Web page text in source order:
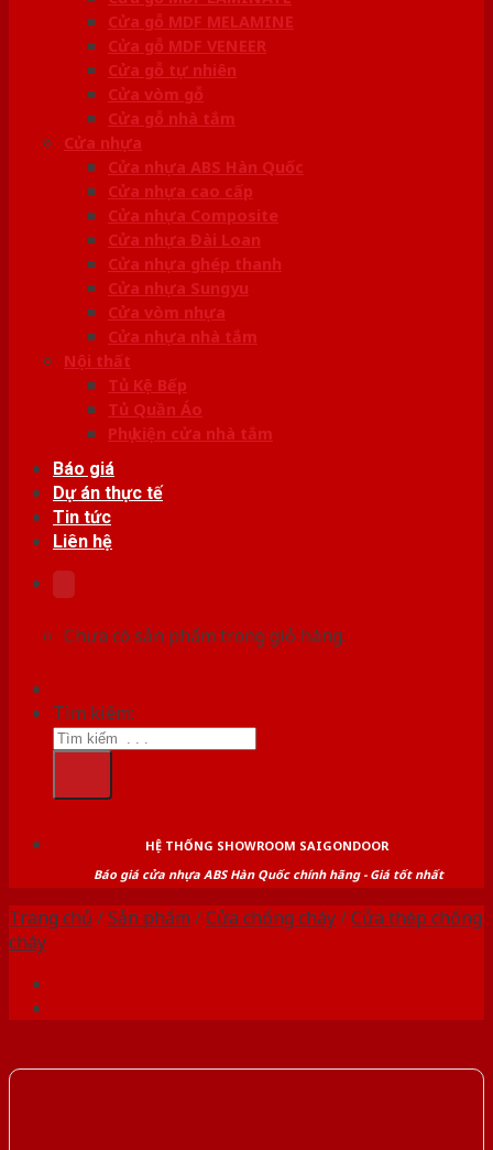
Cửa gỗ MDF MELAMINE
Cửa gỗ MDF VENEER
Cửa gỗ tự nhiên
Cửa vòm gỗ
Cửa gỗ nhà tắm
Cửa nhựa
Cửa nhựa ABS Hàn Quốc
Cửa nhựa cao cấp
Cửa nhựa Composite
Cửa nhựa Đài Loan
Cửa nhựa ghép thanh
Cửa nhựa Sungyu
Cửa vòm nhựa
Cửa nhựa nhà tắm
Nội thất
Tủ Kệ Bếp
Tủ Quần Áo
Phụ kiện cửa nhà tắm
Báo giá
Dự án thực tế
Tin tức
Liên hệ
Chưa có sản phẩm trong giỏ hàng.
Tìm kiếm:
HỆ THỐNG SHOWROOM SAIGONDOOR
Báo giá cửa nhựa ABS Hàn Quốc chính hãng - Giá tốt nhất
Trang chủ /Sản phẩm /Cửa chống cháy/Cửa thép chống
cháy